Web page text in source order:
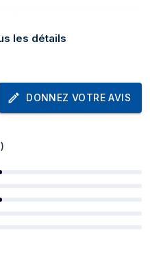
les détails
DONNEZ VOTRE AVIS
)